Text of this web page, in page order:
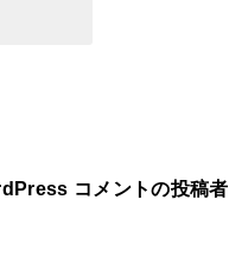
コメントの投稿者